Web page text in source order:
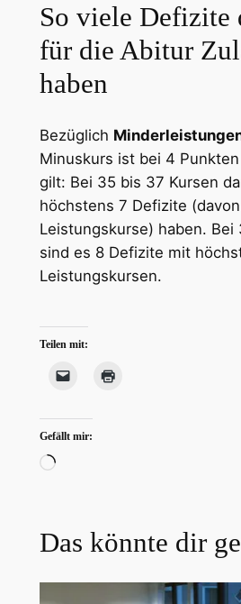
So viele Defizite
für die Abitur
haben
Bezüglich
Minuskurs ist bei 4
gilt: Bei 35 bis 37 Kursen
höchstens 7 Defizite
Leistungskurse) haben. Bei
sind es 8 Defizite mit
Leistungskursen.
Teilen mit:
Gefällt mir:
Wird
Das könnte dir